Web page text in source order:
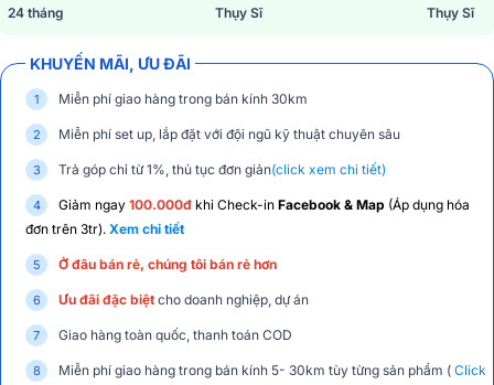
24 tháng Thụy Sĩ Thụy Sĩ
KHUYẾN MÃI, ƯU ĐÃI
Miễn phí giao hàng trong bán kính 30km
Miễn phí set up, lắp đặt với đội ngũ kỹ thuật chuyên sâu
Trả góp chỉ từ 1%, thủ tục đơn giản(click xem chi tiết)
Giảm ngay 100.000đ khi Check-in Facebook & Map (Áp dụng hóa
đơn trên 3tr). Xem chi tiết
Ở đâu bán rẻ, chúng tôi bán rẻ hơn
Ưu đãi đặc biệt cho doanh nghiệp, dự án
Giao hàng toàn quốc, thanh toán COD
Miễn phí giao hàng trong bán kính 5- 30km tùy từng sản phẩm ( Click